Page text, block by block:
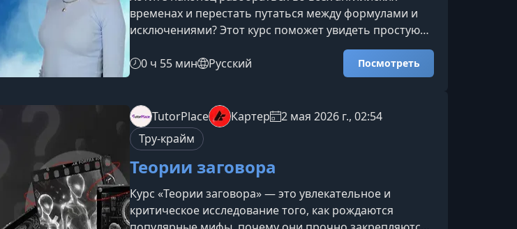
временах и перестать путаться между формулами и
исключениями? Этот курс поможет увидеть простую
логику времён, понять их смысл и научиться уверенно
использовать их в реальной речи.Что вы получите на
курсеПонимание логики английских времёнВы
почему носители языка выбирают то или иное время в
конкретной ситуации.Поймёте, как использовать
времена в повсе
0 ч 55 мин Русский Посмотреть
TutorPlace Картер
2 мая 2026 г., 02:54
Тру-крайм
Теории заговора
Курс «Теории заговора» — это увлекательное и
критическое исследование того, как рождаются